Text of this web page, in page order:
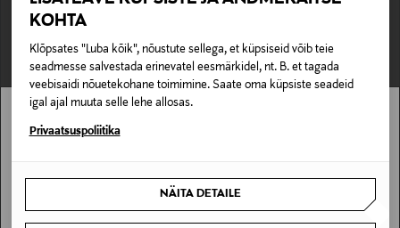
KOHTA
Klõpsates "Luba kõik", nõustute sellega, et küpsiseid võib teie
seadmesse salvestada erinevatel eesmärkidel, nt. B. et tagada
veebisaidi nõuetekohane toimimine. Saate oma küpsiste seadeid
igal ajal muuta selle lehe allosas.
Privaatsuspoliitika
NÄITA DETAILE
EELIS KUPONGIGA
Original Price
Original Price
Stockmann pole Sinu riigis saadaval.
SAAN ARU